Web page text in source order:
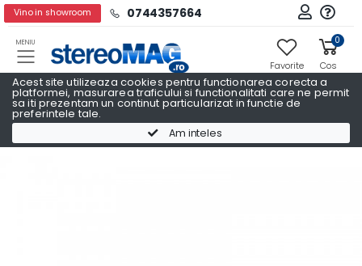
Acest site utilizeaza cookies pentru functionarea corecta a
platformei, masurarea traficului si functionalitati care ne permit
sa iti prezentam un continut particularizat in functie de
preferintele tale.
Am inteles
Vino in showroom 0744357664
MENIU
Favorite
0
Cos
Receivere AV YAMAHA